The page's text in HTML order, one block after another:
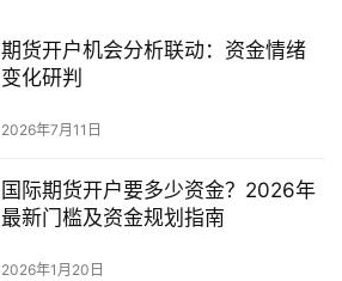
期货开户机会分析联动：资金情绪
变化研判
2026年7月11日
国际期货开户要多少资金？2026年
最新门槛及资金规划指南
2026年1月20日